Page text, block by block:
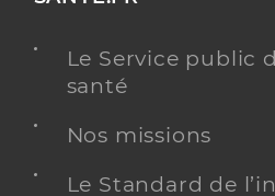
Le Service public
santé
Nos missions
Le Standard de